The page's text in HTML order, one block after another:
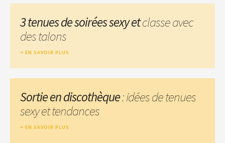
3 tenues de soirées sexy etclasse avec
des talons
EN SAVOIR PLUS
Sortie en discothèque: idées de tenues
sexy et tendances
EN SAVOIR PLUS